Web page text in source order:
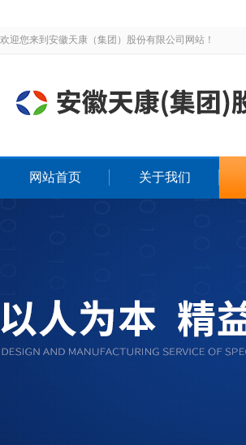
欢迎您来到安徽天康（集团）股份有限公司网站！
网站首页 关于我们